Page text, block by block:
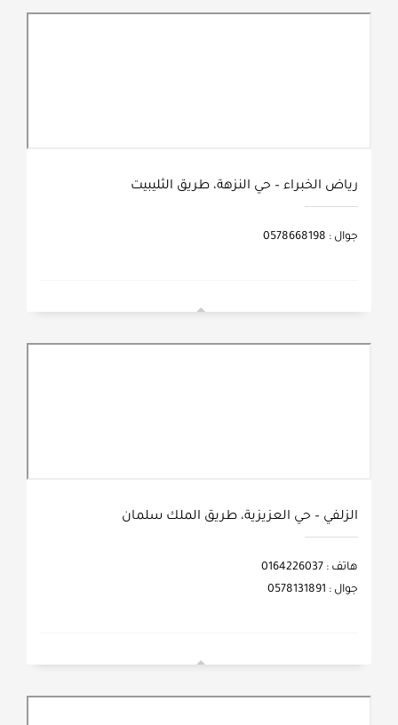
رياض الخبراء – حي النزهة، طريق الثليبيت
جوال : 0578668198
الزلفي – حي العزيزية، طريق الملك سلمان
هاتف : 0164226037
جوال : 0578131891